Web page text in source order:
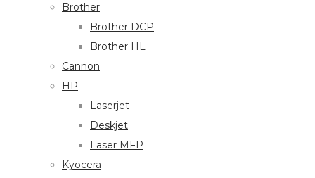
Brother
Brother DCP
Brother HL
Cannon
HP
Laserjet
Deskjet
Laser MFP
Kyocera